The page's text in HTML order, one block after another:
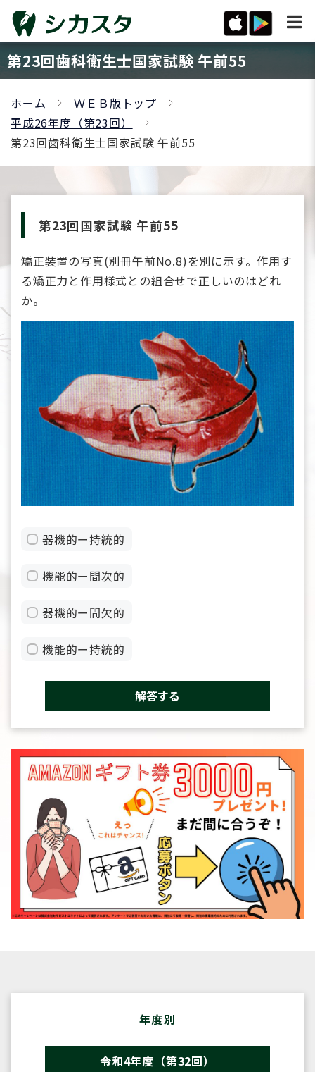
第23回歯科衛生士国家試験 午前55
ホーム
ＷＥＢ版トップ
平成26年度（第23回）
第23回歯科衛生士国家試験 午前55
第23回国家試験 午前55
矯正装置の写真(別冊午前No.8)を別に示す。作用す
る矯正力と作用様式との組合せで正しいのはどれ
か。
器機的ー持統的
機能的ー間次的
器機的ー間欠的
機能的ー持統的
解答する
年度別
令和4年度（第32回）